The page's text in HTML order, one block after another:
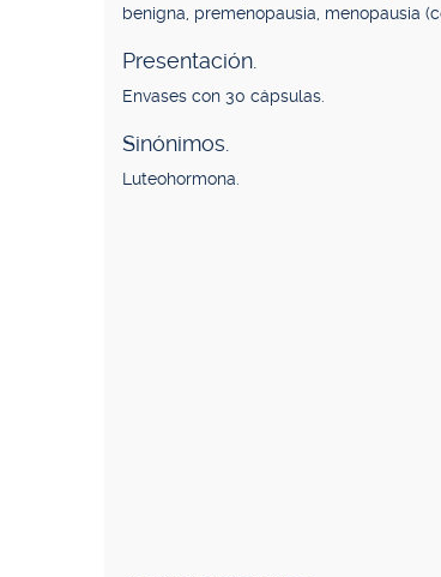
benigna, premenopausia, menopausia
Presentación.
Envases con 30 cápsulas.
Sinónimos.
Luteohormona.